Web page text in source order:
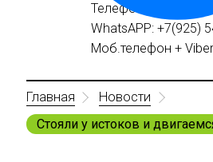
Главная
Новости
Стояли у истоков и
Телефон:
WhatsAPP: +7(925)
Моб.телефон + Viber